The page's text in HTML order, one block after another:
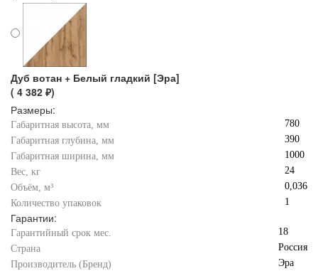
Дуб вотан + Белый гладкий [Эра]
( 4 382 ₽)
Размеры:
Габаритная высота, мм
780
Габаритная глубина, мм
390
Габаритная ширина, мм
1000
Вес, кг
24
Объём, м³
0,036
Количество упаковок
1
Гарантии:
Гарантийный срок мес.
18
Страна
Россия
Производитель (Бренд)
Эра